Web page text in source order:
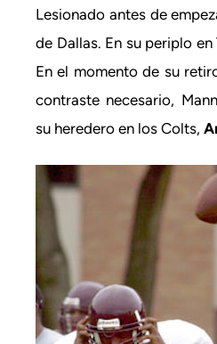
Lesionado antes de
de Dallas. En su periplo
En el momento de su
contraste necesario,
su heredero en los Colts,